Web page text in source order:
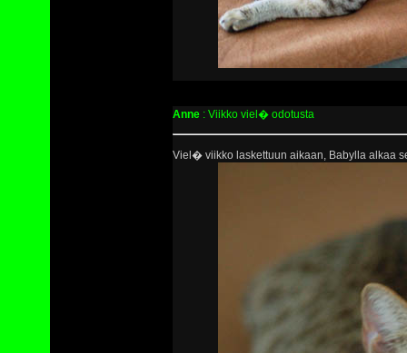
Anne : Viikko viel� odotusta
Viel� viikko laskettuun aikaan, Babylla alkaa